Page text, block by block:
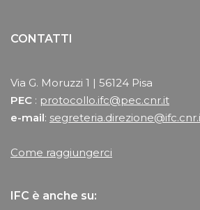
CONTATTI
Via G. Moruzzi 1 | 56124 Pisa
PEC : protocollo.ifc@pec.cnr.it
e-mail:
Come raggiungerci
IFC è anche su: